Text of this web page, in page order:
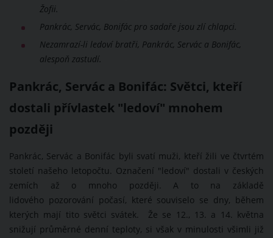
Žofii.
Pankrác, Servác, Bonifác pro sadaře jsou zlí chlapci.
Nezamrazí-li ledoví bratři, Pankrác, Servác a Bonifác,
alespoň zastudí.
Pankrác, Servác a Bonifác: Světci, kteří
dostali přívlastek "ledoví" mnohem
později
Pankrác, Servác a Bonifác byli svatí muži, kteří žili ve čtvrtém
století našeho letopočtu. Označení "ledoví" dostali v českých
zemích až o mnoho později. A to na základě
lidového pozorování počasí, které souviselo se dny, během
kterých mají tito světci svátek. Že se 12., 13. a 14. května
snižují průměrné denní teploty, si však v minulosti všimli již